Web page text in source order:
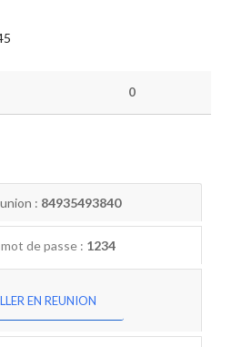
0
: 84935493840
de passe : 1234
EN REUNION